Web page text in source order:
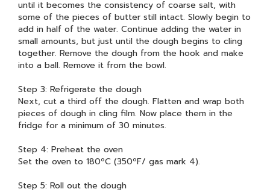
until it becomes the consistency of coarse salt, with
some of the pieces of butter still intact. Slowly begin to
add in half of the water. Continue adding the water in
small amounts, but just until the dough begins to cling
together. Remove the dough from the hook and make
into a ball. Remove it from the bowl.
Step 3: Refrigerate the dough
Next, cut a third off the dough. Flatten and wrap both
pieces of dough in cling film. Now place them in the
fridge for a minimum of 30 minutes.
Step 4: Preheat the oven
Set the oven to 180ºC (350ºF/ gas mark 4).
Step 5: Roll out the dough